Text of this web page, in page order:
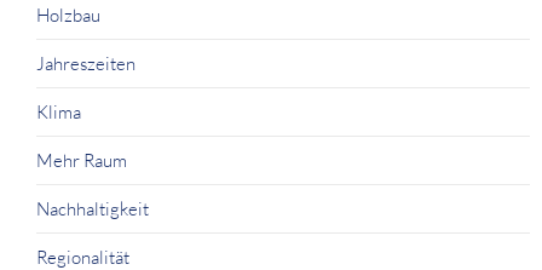
Holzbau
Jahreszeiten
Klima
Mehr Raum
Nachhaltigkeit
Regionalität